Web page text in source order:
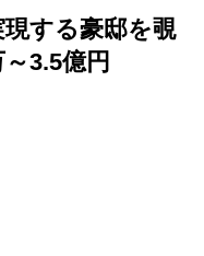
する豪邸を覗
3.5億円